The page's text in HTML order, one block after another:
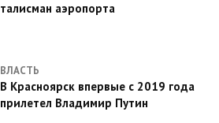
талисман аэропорта
ВЛАСТЬ
В Красноярск впервые с 2019 года
прилетел Владимир Путин